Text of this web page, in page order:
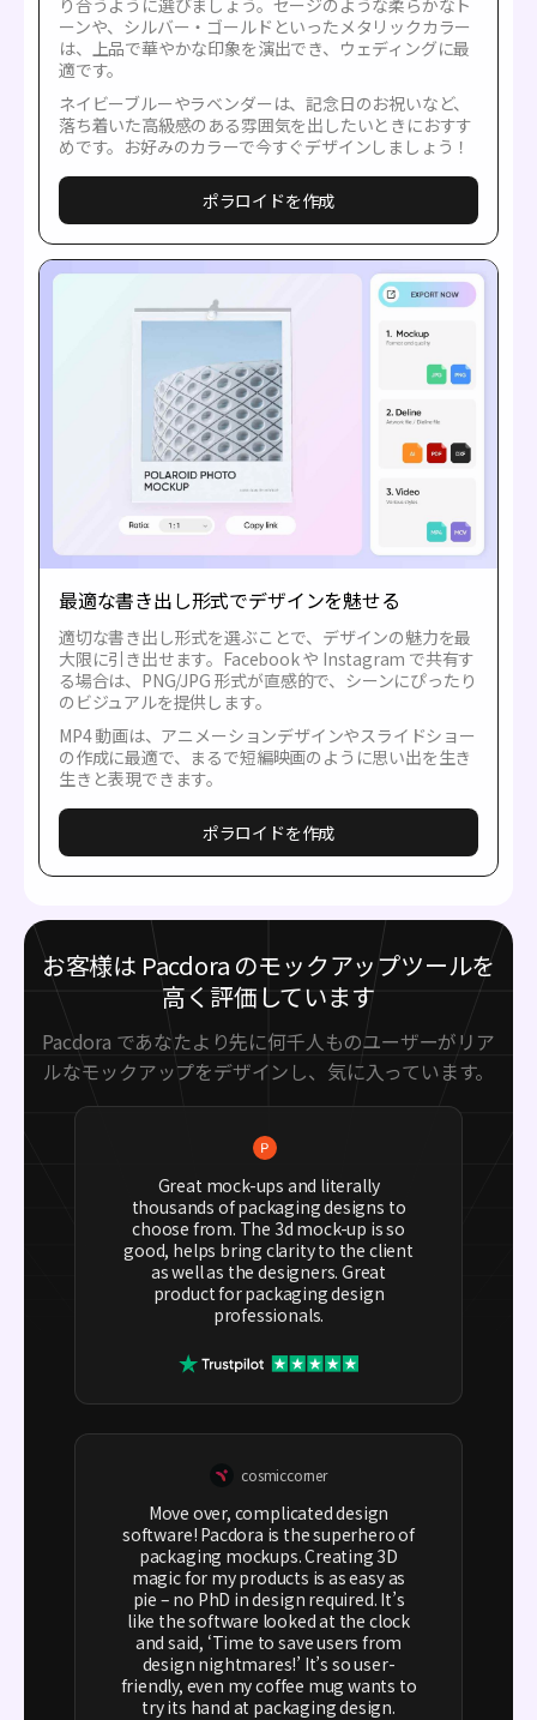
ーンや、シルバー・ゴールドといったメタリックカラー
は、上品で華やかな印象を演出でき、ウェディングに最
適です。
ネイビーブルーやラベンダーは、記念日のお祝いなど、
落ち着いた高級感のある雰囲気を出したいときにおすす
めです。お好みのカラーで今すぐデザインしましょう！
ポラロイドを作成
最適な書き出し形式でデザインを魅せる
適切な書き出し形式を選ぶことで、デザインの魅力を最
大限に引き出せます。Facebook や Instagram で共有す
る場合は、PNG/JPG 形式が直感的で、シーンにぴったり
のビジュアルを提供します。
MP4 動画は、アニメーションデザインやスライドショー
の作成に最適で、まるで短編映画のように思い出を生き
生きと表現できます。
ポラロイドを作成
お客様は Pacdora のモックアップツールを
高く評価しています
Pacdora であなたより先に何千人ものユーザーがリア
ルなモックアップをデザインし、気に入っています。
Great mock-ups and literally
thousands of packaging designs to
choose from. The 3d mock-up is so
good, helps bring clarity to the client
as well as the designers. Great
product for packaging design
professionals.
cosmiccorner
Move over, complicated design
software! Pacdora is the superhero of
packaging mockups. Creating 3D
magic for my products is as easy as
pie – no PhD in design required. It’s
like the software looked at the clock
and said, ‘Time to save users from
design nightmares!’ It’s so user-
friendly, even my coffee mug wants to
try its hand at packaging design.